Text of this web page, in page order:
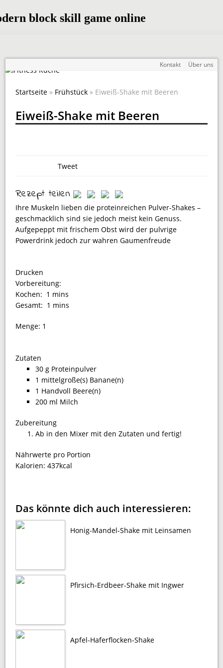
Kontakt Über uns
Startseite » Frühstück » Eiweiß-Shake mit Beeren
Eiweiß-Shake mit Beeren
Tweet
Rezept teilen
Ihre Muskeln lieben die proteinreichen Pulver-Shakes –
geschmacklich sind sie jedoch meist kein Genuss.
Aufgepeppt mit frischem Obst wird der pulvrige
Powerdrink jedoch zur wahren Gaumenfreude
Drucken
Vorbereitung:
Kochen: 1 mins
Gesamt: 1 mins
Menge: 1
Zutaten
30 g Proteinpulver
1 mittelgroße(s) Banane(n)
1 Handvoll Beere(n)
200 ml Milch
Zubereitung
Ab in den Mixer mit den Zutaten und fertig!
Nährwerte pro Portion
Kalorien:437kcal
Das könnte dich auch interessieren:
Honig-Mandel-Shake mit Leinsamen
Pfirsich-Erdbeer-Shake mit Ingwer
Apfel-Haferflocken-Shake